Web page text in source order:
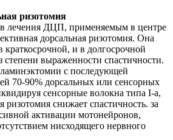
ризотомия
лечения ДЦП, применяемым в центре
дорсальная ризотомия. Она
и в долгосрочной
степени выраженности спастичности.
с последующей
70-90% дорсальных или сенсорных
сенсорные волокна типа I-а,
ризотомия снижает спастичность. за
активации мотонейронов,
нисходящего нервного